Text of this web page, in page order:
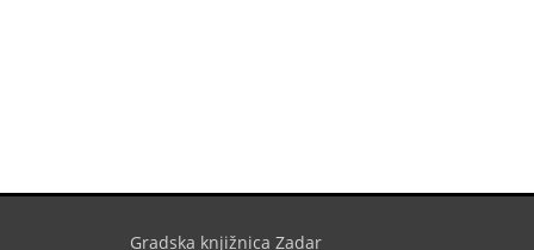
Gradska knjižnica Zadar